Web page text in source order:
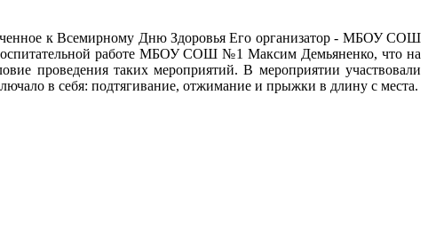
к Всемирному Дню Здоровья Его организатор - МБОУ СОШ
работе МБОУ СОШ №1 Максим Демьяненко, что на
проведения таких мероприятий. В мероприятии участвовали
в себя: подтягивание, отжимание и прыжки в длину с места.